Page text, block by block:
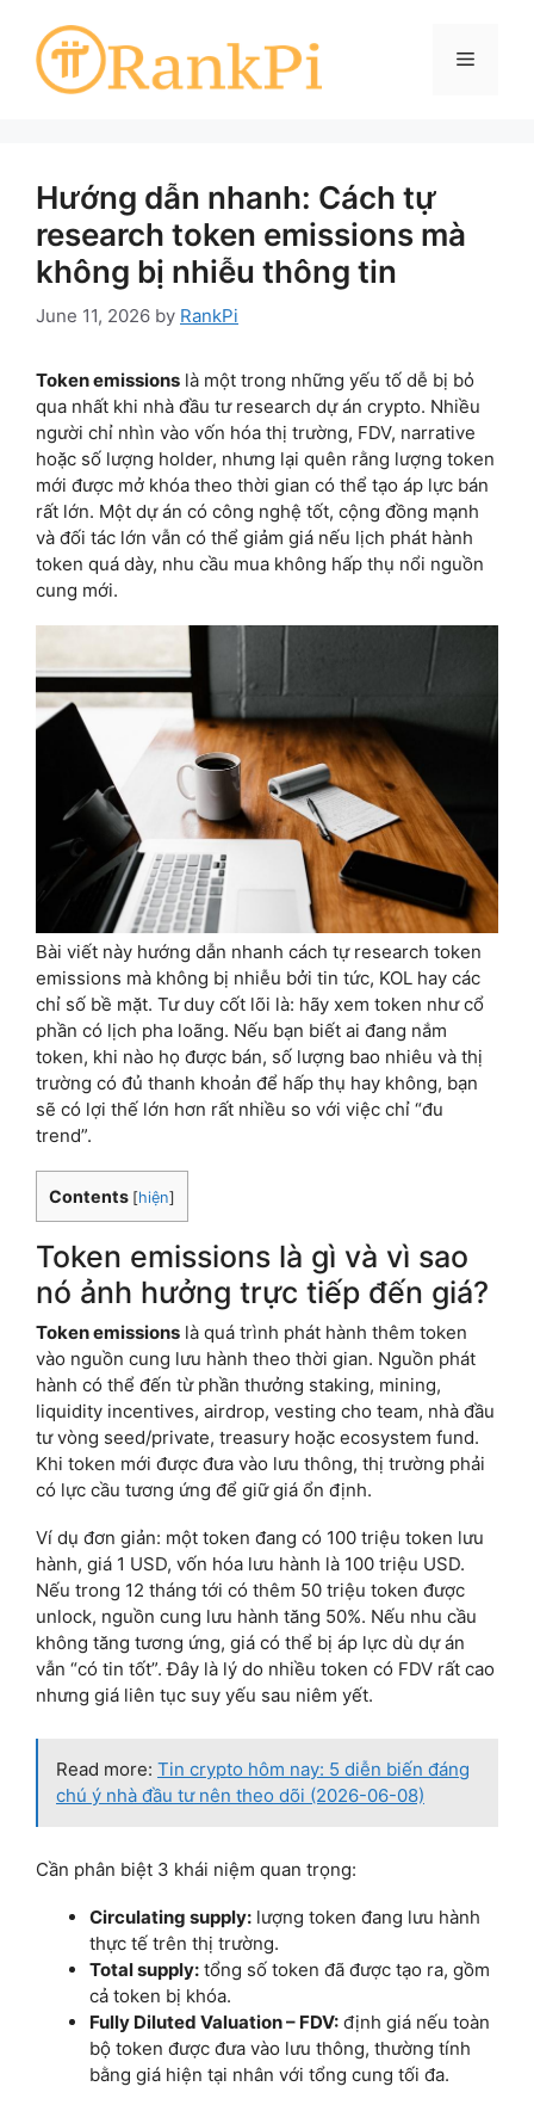
content
Menu
Hướng dẫn nhanh: Cách tự
research token emissions mà
không bị nhiễu thông tin
June 11, 2026 by RankPi
Token emissions là một trong những yếu tố dễ bị bỏ
qua nhất khi nhà đầu tư research dự án crypto. Nhiều
người chỉ nhìn vào vốn hóa thị trường, FDV, narrative
hoặc số lượng holder, nhưng lại quên rằng lượng token
mới được mở khóa theo thời gian có thể tạo áp lực bán
rất lớn. Một dự án có công nghệ tốt, cộng đồng mạnh
và đối tác lớn vẫn có thể giảm giá nếu lịch phát hành
token quá dày, nhu cầu mua không hấp thụ nổi nguồn
cung mới.
Bài viết này hướng dẫn nhanh cách tự research token
emissions mà không bị nhiễu bởi tin tức, KOL hay các
chỉ số bề mặt. Tư duy cốt lõi là: hãy xem token như cổ
phần có lịch pha loãng. Nếu bạn biết ai đang nắm
token, khi nào họ được bán, số lượng bao nhiêu và thị
trường có đủ thanh khoản để hấp thụ hay không, bạn
sẽ có lợi thế lớn hơn rất nhiều so với việc chỉ “đu
trend”.
Contents [hiện]
Token emissions là gì và vì sao
nó ảnh hưởng trực tiếp đến giá?
Token emissions là quá trình phát hành thêm token
vào nguồn cung lưu hành theo thời gian. Nguồn phát
hành có thể đến từ phần thưởng staking, mining,
liquidity incentives, airdrop, vesting cho team, nhà đầu
tư vòng seed/private, treasury hoặc ecosystem fund.
Khi token mới được đưa vào lưu thông, thị trường phải
có lực cầu tương ứng để giữ giá ổn định.
Ví dụ đơn giản: một token đang có 100 triệu token lưu
hành, giá 1 USD, vốn hóa lưu hành là 100 triệu USD.
Nếu trong 12 tháng tới có thêm 50 triệu token được
unlock, nguồn cung lưu hành tăng 50%. Nếu nhu cầu
không tăng tương ứng, giá có thể bị áp lực dù dự án
vẫn “có tin tốt”. Đây là lý do nhiều token có FDV rất cao
nhưng giá liên tục suy yếu sau niêm yết.
Read more: Tin crypto hôm nay: 5 diễn biến đáng
chú ý nhà đầu tư nên theo dõi (2026-06-08)
Cần phân biệt 3 khái niệm quan trọng:
Circulating supply: lượng token đang lưu hành
thực tế trên thị trường.
Total supply: tổng số token đã được tạo ra, gồm
cả token bị khóa.
Fully Diluted Valuation – FDV: định giá nếu toàn
bộ token được đưa vào lưu thông, thường tính
bằng giá hiện tại nhân với tổng cung tối đa.